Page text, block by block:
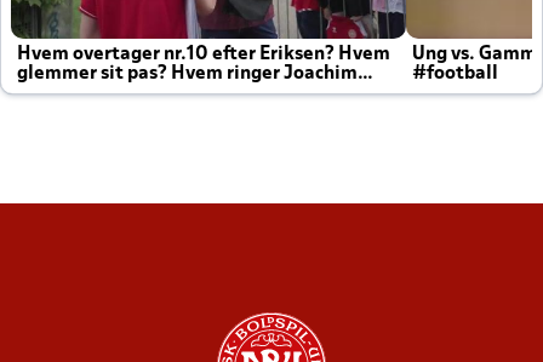
Hvem overtager nr.10 efter Eriksen? Hvem
glemmer sit pas? Hvem ringer Joachim
altid til efter kampe?
Ung vs.
#football